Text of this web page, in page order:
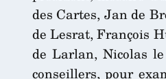
des Cartes, Jan de
de Lesrat, François
de Larlan, Nicolas
conseillers, pour